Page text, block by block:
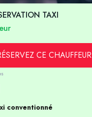
TAXI
CE CHAUFFEUR
conventionné